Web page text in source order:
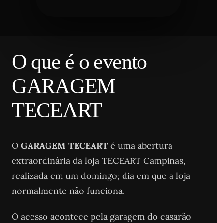
O que é o evento
GARAGEM
TECEART
O GARAGEM TECEART é uma abertura
extraordinária da loja TECEART Campinas,
realizada em um domingo; dia em que a loja
normalmente não funciona.
O acesso acontece pela garagem do casarão